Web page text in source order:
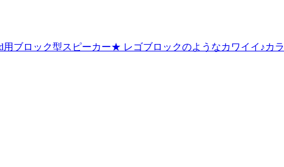
用ブロック型スピーカー★ レゴブロックのようなカワイイ♪カ